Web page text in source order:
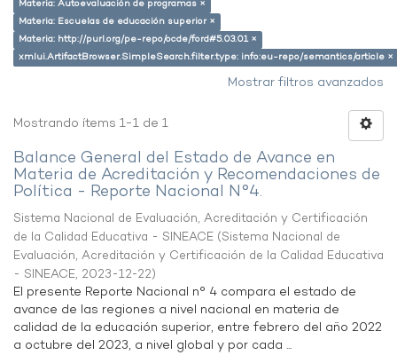
Materia: Autoevaluación de programas ×
Materia: Escuelas de educación superior ×
Materia: http://purl.org/pe-repo/ocde/ford#5.03.01 ×
xmlui.ArtifactBrowser.SimpleSearch.filter.type: info:eu-repo/semantics/article ×
Mostrar filtros avanzados
Mostrando ítems 1-1 de 1
Balance General del Estado de Avance en
Materia de Acreditación y Recomendaciones de
Política - Reporte Nacional N°4.
Sistema Nacional de Evaluación, Acreditación y Certificación
de la Calidad Educativa - SINEACE (Sistema Nacional de
Evaluación, Acreditación y Certificación de la Calidad Educativa
- SINEACE, 2023-12-22)
El presente Reporte Nacional n° 4 compara el estado de
avance de las regiones a nivel nacional en materia de
calidad de la educación superior, entre febrero del año 2022
a octubre del 2023, a nivel global y por cada ...